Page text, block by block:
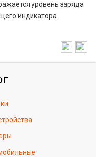
уровень заряда
индикатора.